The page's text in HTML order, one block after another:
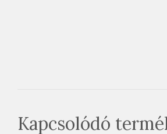
Kapcsolódó